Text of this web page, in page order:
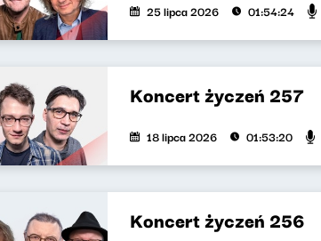
25 lipca 2026 01:54:24
Koncert życzeń 257
18 lipca 2026 01:53:20
Koncert życzeń 256